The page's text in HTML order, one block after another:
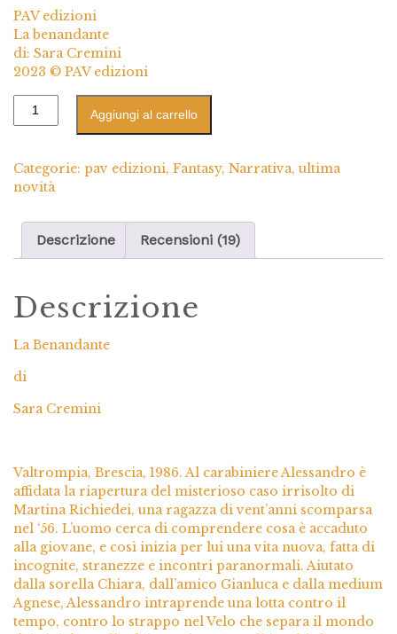
PAV edizioni
La benandante
di: Sara Cremini
2023 © PAV edizioni
Aggiungi al carrello
Categorie: pav edizioni, Fantasy, Narrativa, ultima
novità
Descrizione Recensioni (19)
Descrizione
La Benandante
di
Sara Cremini
Valtrompia, Brescia, 1986. Al carabiniere Alessandro è
affidata la riapertura del misterioso caso irrisolto di
Martina Richiedei, una ragazza di vent’anni scomparsa
nel ‘56. L’uomo cerca di comprendere cosa è accaduto
alla giovane, e così inizia per lui una vita nuova, fatta di
incognite, stranezze e incontri paranormali. Aiutato
dalla sorella Chiara, dall’amico Gianluca e dalla medium
Agnese, Alessandro intraprende una lotta contro il
tempo, contro lo strappo nel Velo che separa il mondo